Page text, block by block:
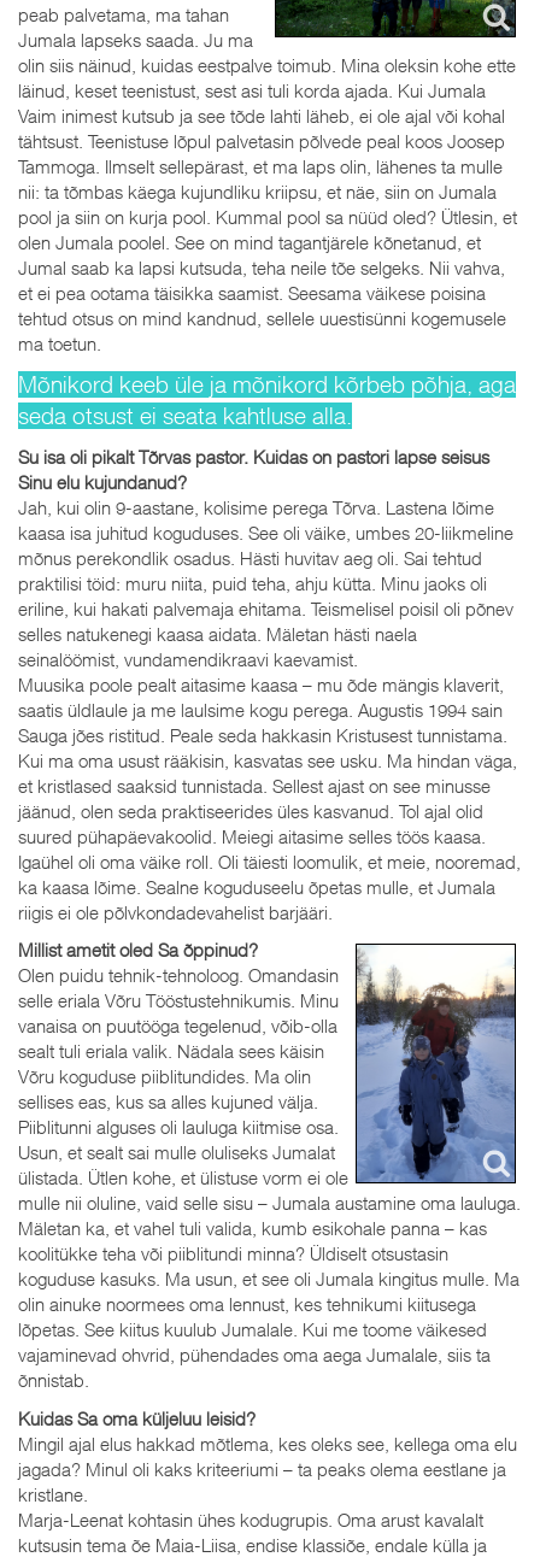
peab palvetama, ma tahan
Jumala lapseks saada. Ju ma
olin siis näinud, kuidas eestpalve toimub. Mina oleksin kohe ette
läinud, keset teenistust, sest asi tuli korda ajada. Kui Jumala
Vaim inimest kutsub ja see tõde lahti läheb, ei ole ajal või kohal
tähtsust. Teenistuse lõpul palvetasin põlvede peal koos Joosep
Tammoga. Ilmselt sellepärast, et ma laps olin, lähenes ta mulle
nii: ta tõmbas käega kujundliku kriipsu, et näe, siin on Jumala
pool ja siin on kurja pool. Kummal pool sa nüüd oled? Ütlesin, et
olen Jumala poolel. See on mind tagantjärele kõnetanud, et
Jumal saab ka lapsi kutsuda, teha neile tõe selgeks. Nii vahva,
et ei pea ootama täisikka saamist. Seesama väikese poisina
tehtud otsus on mind kandnud, sellele uuestisünni kogemusele
ma toetun.
Mõnikord keeb üle ja mõnikord kõrbeb põhja, aga
seda otsust ei seata kahtluse alla.
Su isa oli pikalt Tõrvas pastor. Kuidas on pastori lapse seisus
Sinu elu kujundanud?
Jah, kui olin 9-aastane, kolisime perega Tõrva. Lastena lõime
kaasa isa juhitud koguduses. See oli väike, umbes 20-liikmeline
mõnus perekondlik osadus. Hästi huvitav aeg oli. Sai tehtud
praktilisi töid: muru niita, puid teha, ahju kütta. Minu jaoks oli
eriline, kui hakati palvemaja ehitama. Teismelisel poisil oli põnev
selles natukenegi kaasa aidata. Mäletan hästi naela
seinalöömist, vundamendikraavi kaevamist.
Muusika poole pealt aitasime kaasa – mu õde mängis klaverit,
saatis üldlaule ja me laulsime kogu perega. Augustis 1994 sain
Sauga jões ristitud. Peale seda hakkasin Kristusest tunnistama.
Kui ma oma usust rääkisin, kasvatas see usku. Ma hindan väga,
et kristlased saaksid tunnistada. Sellest ajast on see minusse
jäänud, olen seda praktiseerides üles kasvanud. Tol ajal olid
suured pühapäevakoolid. Meiegi aitasime selles töös kaasa.
Igaühel oli oma väike roll. Oli täiesti loomulik, et meie, nooremad,
ka kaasa lõime. Sealne koguduseelu õpetas mulle, et Jumala
riigis ei ole põlvkondadevahelist barjääri.
Millist ametit oled Sa õppinud?
Olen puidu tehnik-tehnoloog. Omandasin
selle eriala Võru Tööstustehnikumis. Minu
vanaisa on puutööga tegelenud, võib-olla
sealt tuli eriala valik. Nädala sees käisin
Võru koguduse piiblitundides. Ma olin
sellises eas, kus sa alles kujuned välja.
Piiblitunni alguses oli lauluga kiitmise osa.
Usun, et sealt sai mulle oluliseks Jumalat
ülistada. Ütlen kohe, et ülistuse vorm ei ole
mulle nii oluline, vaid selle sisu – Jumala austamine oma lauluga.
Mäletan ka, et vahel tuli valida, kumb esikohale panna – kas
koolitükke teha või piiblitundi minna? Üldiselt otsustasin
koguduse kasuks. Ma usun, et see oli Jumala kingitus mulle. Ma
olin ainuke noormees oma lennust, kes tehnikumi kiitusega
lõpetas. See kiitus kuulub Jumalale. Kui me toome väikesed
vajaminevad ohvrid, pühendades oma aega Jumalale, siis ta
õnnistab.
Kuidas Sa oma küljeluu leisid?
Mingil ajal elus hakkad mõtlema, kes oleks see, kellega oma elu
jagada? Minul oli kaks kriteeriumi – ta peaks olema eestlane ja
kristlane.
Marja-Leenat kohtasin ühes kodugrupis. Oma arust kavalalt
kutsusin tema õe Maia-Liisa, endise klassiõe, endale külla ja